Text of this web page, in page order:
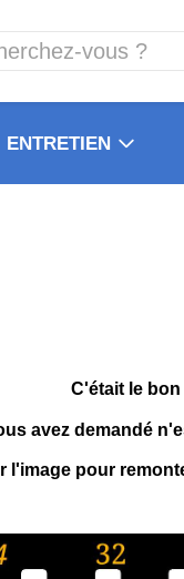
ENTRETIEN
C'était le
avez demandé
l'image pour